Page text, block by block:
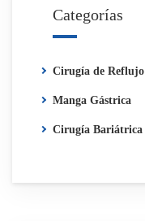
Categorías
Cirugía de Reflujo
Manga Gástrica
Cirugía Bariátrica